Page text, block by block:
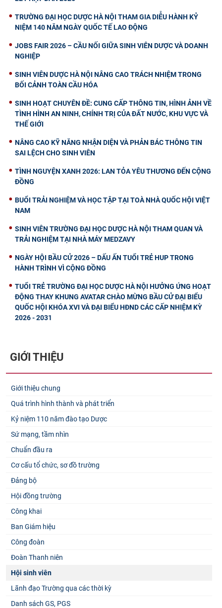
TRƯỜNG ĐẠI HỌC DƯỢC HÀ NỘI THAM GIA DIỄU HÀNH KỶ
NIỆM 140 NĂM NGÀY QUỐC TẾ LAO ĐỘNG
JOBS FAIR 2026 – CẦU NỐI GIỮA SINH VIÊN DƯỢC VÀ DOANH
NGHIỆP
SINH VIÊN DƯỢC HÀ NỘI NÂNG CAO TRÁCH NHIỆM TRONG
BỐI CẢNH TOÀN CẦU HÓA
SINH HOẠT CHUYÊN ĐỀ: CUNG CẤP THÔNG TIN, HÌNH ẢNH VỀ
TÌNH HÌNH AN NINH, CHÍNH TRỊ CỦA ĐẤT NƯỚC, KHU VỰC VÀ
THẾ GIỚI
NÂNG CAO KỸ NĂNG NHẬN DIỆN VÀ PHẢN BÁC THÔNG TIN
SAI LỆCH CHO SINH VIÊN
TÌNH NGUYỆN XANH 2026: LAN TỎA YÊU THƯƠNG ĐẾN CỘNG
ĐỒNG
BUỔI TRẢI NGHIỆM VÀ HỌC TẬP TẠI TOÀ NHÀ QUỐC HỘI VIỆT
NAM
SINH VIÊN TRƯỜNG ĐẠI HỌC DƯỢC HÀ NỘI THAM QUAN VÀ
TRẢI NGHIỆM TẠI NHÀ MÁY MEDZAVY
NGÀY HỘI BẦU CỬ 2026 – DẤU ẤN TUỔI TRẺ HUP TRONG
HÀNH TRÌNH VÌ CỘNG ĐỒNG
TUỔI TRẺ TRƯỜNG ĐẠI HỌC DƯỢC HÀ NỘI HƯỞNG ỨNG HOẠT
ĐỘNG THAY KHUNG AVATAR CHÀO MỪNG BẦU CỬ ĐẠI BIỂU
QUỐC HỘI KHÓA XVI VÀ ĐẠI BIỂU HĐND CÁC CẤP NHIỆM KỲ
2026 - 2031
GIỚI THIỆU
Giới thiệu chung
Quá trình hình thành và phát triển
Kỷ niệm 110 năm đào tạo Dược
Sứ mạng, tầm nhìn
Chuẩn đầu ra
Cơ cấu tổ chức, sơ đồ trường
Đảng bộ
Hội đồng trường
Công khai
Ban Giám hiệu
Công đoàn
Đoàn Thanh niên
Hội sinh viên
Lãnh đạo Trường qua các thời kỳ
Danh sách GS, PGS